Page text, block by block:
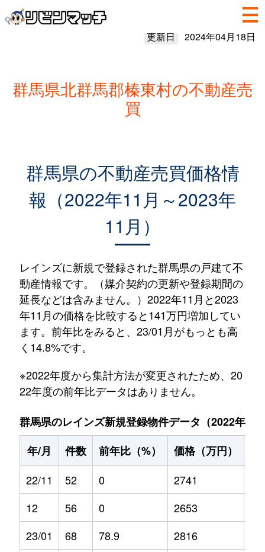
更新日 2024年04月18日
群馬県北群馬郡榛東村の不動産売
買
群馬県の不動産売買価格情
報（2022年11月～2023年
11月）
レインズに新規で登録された群馬県の戸建て不
動産情報です。（媒介契約の更新や登録期間の
延長などは含みません。）2022年11月と2023
年11月の価格を比較すると141万円増加してい
ます。前年比をみると、23/01月がもっとも高
く14.8%です。
※2022年度から集計方法が変更されたため、20
22年度の前年比データはありません。
群馬県のレインズ新規登録物件データ（2022年11
年/月
件数 前年比（%） 価格（万円）
22/11
52 0 2741
12
56 0 2653
23/01
68 78.9 2816